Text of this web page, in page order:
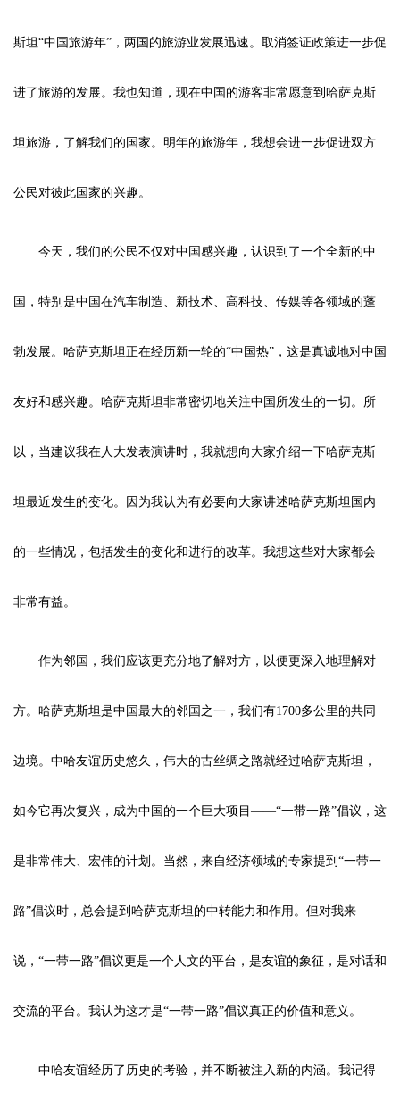
斯坦“中国旅游年”，两国的旅游业发展迅速。取消签证政策进一步促
进了旅游的发展。我也知道，现在中国的游客非常愿意到哈萨克斯
坦旅游，了解我们的国家。明年的旅游年，我想会进一步促进双方
公民对彼此国家的兴趣。
今天，我们的公民不仅对中国感兴趣，认识到了一个全新的中
国，特别是中国在汽车制造、新技术、高科技、传媒等各领域的蓬
勃发展。哈萨克斯坦正在经历新一轮的“中国热”，这是真诚地对中国
友好和感兴趣。哈萨克斯坦非常密切地关注中国所发生的一切。所
以，当建议我在人大发表演讲时，我就想向大家介绍一下哈萨克斯
坦最近发生的变化。因为我认为有必要向大家讲述哈萨克斯坦国内
的一些情况，包括发生的变化和进行的改革。我想这些对大家都会
非常有益。
作为邻国，我们应该更充分地了解对方，以便更深入地理解对
方。哈萨克斯坦是中国最大的邻国之一，我们有1700多公里的共同
边境。中哈友谊历史悠久，伟大的古丝绸之路就经过哈萨克斯坦，
如今它再次复兴，成为中国的一个巨大项目——“一带一路”倡议，这
是非常伟大、宏伟的计划。当然，来自经济领域的专家提到“一带一
路”倡议时，总会提到哈萨克斯坦的中转能力和作用。但对我来
说，“一带一路”倡议更是一个人文的平台，是友谊的象征，是对话和
交流的平台。我认为这才是“一带一路”倡议真正的价值和意义。
中哈友谊经历了历史的考验，并不断被注入新的内涵。我记得